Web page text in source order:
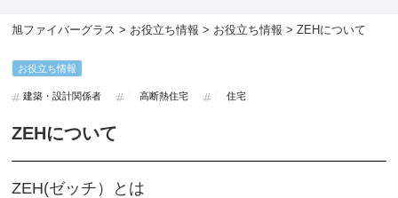
旭ファイバーグラス > お役立ち情報 > お役立ち情報 > ZEHについて
お役立ち情報
建築・設計関係者 高断熱住宅 住宅
ZEHについて
ZEH(ゼッチ）とは